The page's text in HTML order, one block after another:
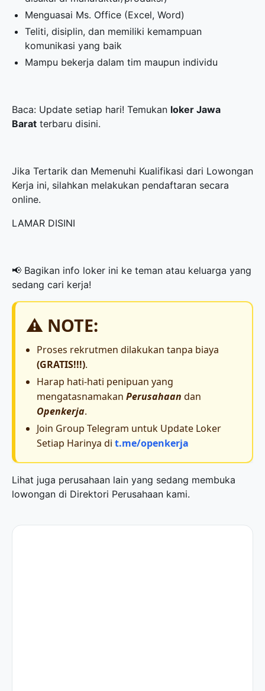
Menguasai Ms. Office (Excel, Word)
Teliti, disiplin, dan memiliki kemampuan
komunikasi yang baik
Mampu bekerja dalam tim maupun individu
Baca: Update setiap hari! Temukan loker Jawa
Barat terbaru disini.
Jika Tertarik dan Memenuhi Kualifikasi dari Lowongan
Kerja ini, silahkan melakukan pendaftaran secara
online.
LAMAR DISINI
📢 Bagikan info loker ini ke teman atau keluarga yang
sedang cari kerja!
⚠️ NOTE:
Proses rekrutmen dilakukan tanpa biaya
(GRATIS!!!).
Harap hati-hati penipuan yang
mengatasnamakan Perusahaan dan
Openkerja.
Join Group Telegram untuk Update Loker
Setiap Harinya di t.me/openkerja
Lihat juga perusahaan lain yang sedang membuka
lowongan di Direktori Perusahaan kami.